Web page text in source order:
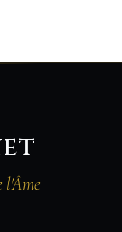
l'Âme